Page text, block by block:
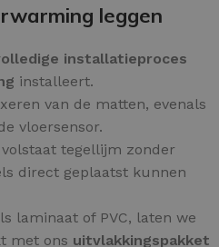
leggen
installatieproces
installeert.
van de matten, evenals
vloersensor.
volstaat tegellijm zonder
direct geplaatst kunnen
laminaat of PVC, laten we
met ons uitvlakkingspakket